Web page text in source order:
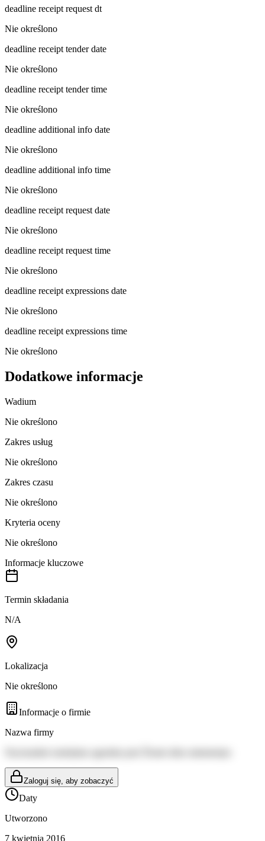
deadline receipt request dt
Nie określono
deadline receipt tender date
Nie określono
deadline receipt tender time
Nie określono
deadline additional info date
Nie określono
deadline additional info time
Nie określono
deadline receipt request date
Nie określono
deadline receipt request time
Nie określono
deadline receipt expressions date
Nie określono
deadline receipt expressions time
Nie określono
Dodatkowe informacje
Wadium
Nie określono
Zakres usług
Nie określono
Zakres czasu
Nie określono
Kryteria oceny
Nie określono
Informacje kluczowe
Termin składania
N/A
Lokalizacja
Nie określono
Informacje o firmie
Nazwa firmy
Zaloguj się, aby zobaczyć
Daty
Utworzono
7 kwietnia 2016